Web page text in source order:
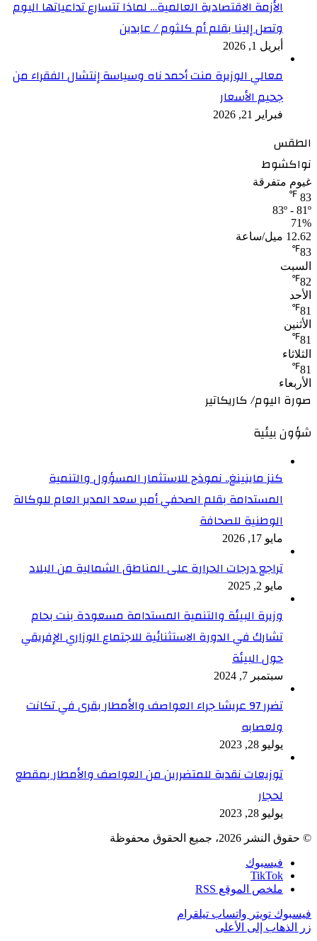
الأزمة الاقتصادية العالمية… لماذا تتسارع تداعياتها اليوم
وتصل إلينا بقلم أم كلثوم / عابدين
أبريل 1, 2026
معالي الوزيرة منت أحمد ناه وسياسة إنتشال الفقراء من
جحيم الأسعار
فبراير 21, 2026
الطقس
نواكشوط
غيوم متفرقة
83
℉
83º - 81º
71%
12.62 ميل/ساعة
83
℉
السبت
82
℉
الأحد
81
℉
الأثنين
81
℉
الثلاثاء
81
℉
الأربعاء
صورة اليوم/ كاريكاتير
شؤون بيئية
كنز ماينينغ.. نموذج للاستثمار المسؤول والتنمية
المستدامة بقلم الصحفي أمير سعد المدير العام للوكالة
الوطنية للصحافة
مايو 17, 2026
تراجع درجات الحرارة على المناطق الشمالية من البلاد
مايو 2, 2025
وزيرة البيئة والتنمية المستدامة مسعودة بنت بحام
تشارك في الدورة الاستثنائية للاجتماع الوزاري الإفريقي
حول البيئة
سبتمبر 7, 2024
تضرر 97 عريشا جراء العواصف والأمطار بقرى في تكانت
ولعصابه
يوليو 28, 2023
توزيعات نقدية للمتضررين من العواصف والأمطار بمقطع
لحجار
يوليو 28, 2023
© حقوق النشر 2026، جميع الحقوق محفوظة
فيسبوك
TikTok
ملخص الموقع RSS
فيسبوك تويتر واتساب تيلقرام
زر الذهاب إلى الأعلى